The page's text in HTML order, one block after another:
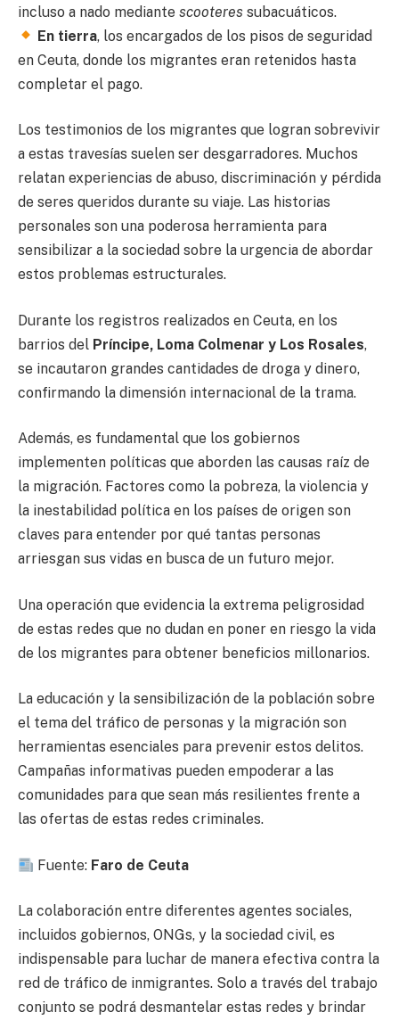
incluso a nado mediante scooteres subacuáticos.
En tierra, los encargados de los pisos de seguridad
en Ceuta, donde los migrantes eran retenidos hasta
completar el pago.
Los testimonios de los migrantes que logran sobrevivir
a estas travesías suelen ser desgarradores. Muchos
relatan experiencias de abuso, discriminación y pérdida
de seres queridos durante su viaje. Las historias
personales son una poderosa herramienta para
sensibilizar a la sociedad sobre la urgencia de abordar
estos problemas estructurales.
Durante los registros realizados en Ceuta, en los
barrios del Príncipe, Loma Colmenar y Los Rosales,
se incautaron grandes cantidades de droga y dinero,
confirmando la dimensión internacional de la trama.
Además, es fundamental que los gobiernos
implementen políticas que aborden las causas raíz de
la migración. Factores como la pobreza, la violencia y
la inestabilidad política en los países de origen son
claves para entender por qué tantas personas
arriesgan sus vidas en busca de un futuro mejor.
Una operación que evidencia la extrema peligrosidad
de estas redes que no dudan en poner en riesgo la vida
de los migrantes para obtener beneficios millonarios.
La educación y la sensibilización de la población sobre
el tema del tráfico de personas y la migración son
herramientas esenciales para prevenir estos delitos.
Campañas informativas pueden empoderar a las
comunidades para que sean más resilientes frente a
las ofertas de estas redes criminales.
Fuente: Faro de Ceuta
La colaboración entre diferentes agentes sociales,
incluidos gobiernos, ONGs, y la sociedad civil, es
indispensable para luchar de manera efectiva contra la
red de tráfico de inmigrantes. Solo a través del trabajo
conjunto se podrá desmantelar estas redes y brindar